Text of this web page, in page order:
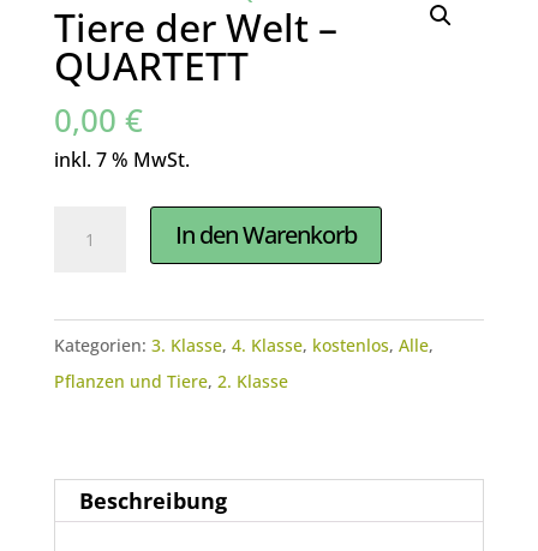
Tiere der Welt –
QUARTETT
0,00 €
inkl. 7 % MwSt.
QUARTETT
In den Warenkorb
Kategorien: 3. Klasse, 4. Klasse, kostenlos, Alle,
Pflanzen und Tiere, 2. Klasse
Beschreibung